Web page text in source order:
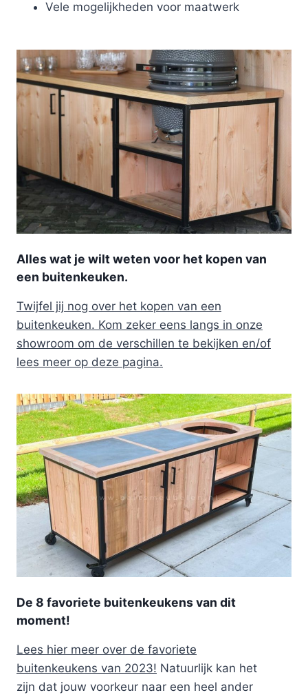
Vele mogelijkheden voor maatwerk
Alles wat je wilt weten voor het kopen van
een buitenkeuken.
Twijfel jij nog over het kopen van een
buitenkeuken. Kom zeker eens langs in onze
showroom om de verschillen te bekijken en/of
lees meer op deze pagina.
De 8 favoriete buitenkeukens van dit
moment!
Lees hier meer over de favoriete
buitenkeukens van 2023! Natuurlijk kan het
zijn dat jouw voorkeur naar een heel ander